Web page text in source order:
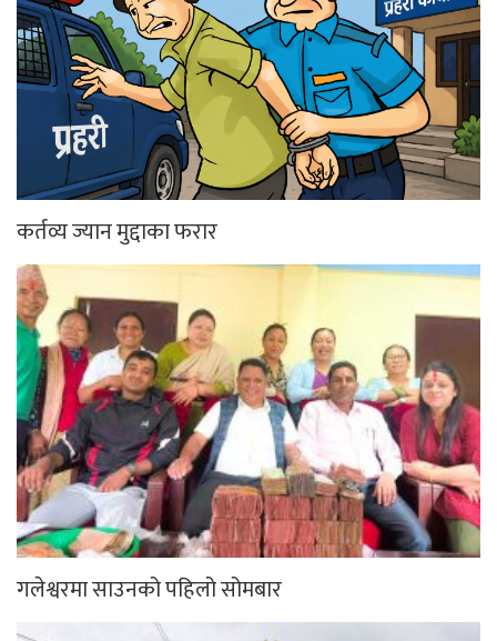
कर्तव्य ज्यान मुद्दाका फरार
गलेश्वरमा साउनको पहिलो सोमबार